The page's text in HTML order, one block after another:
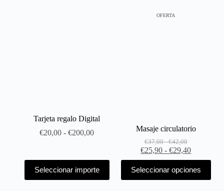
Tarjeta regalo Digital
€20,00 - €200,00
Seleccionar importe
OFERTA
Masaje circulatorio
€37,00 - €42,00
€25,90 - €29,40
Seleccionar opciones